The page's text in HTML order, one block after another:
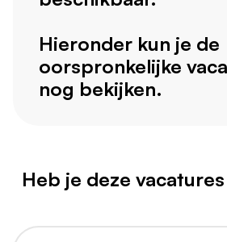
Hieronder kun je de
oorspronkelijke
nog bekijken.
Heb je deze